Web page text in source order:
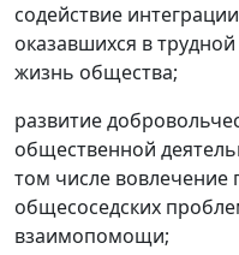
содействие
оказавшихся в
жизнь общества;
развитие
общественной
том числе
общесоседских
взаимопомощи;